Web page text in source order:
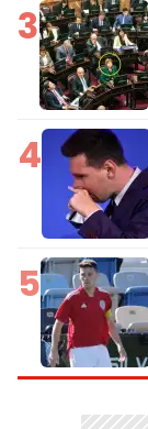
3
4
5